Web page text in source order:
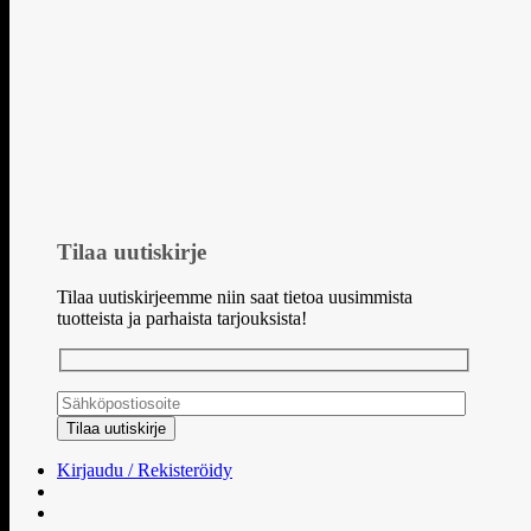
Tilaa uutiskirje
Tilaa uutiskirjeemme niin saat tietoa uusimmista
tuotteista ja parhaista tarjouksista!
Kirjaudu / Rekisteröidy